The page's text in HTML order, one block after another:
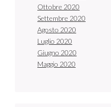
Ottobre 2020
Settembre 2020
Agosto 2020
Luglio 2020
Giugno 2020
Maggio 2020